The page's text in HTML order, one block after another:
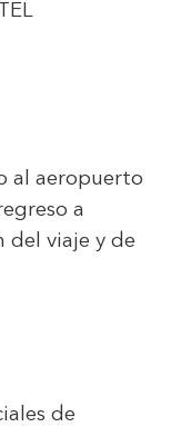
al aeropuerto
a
del viaje y de
de